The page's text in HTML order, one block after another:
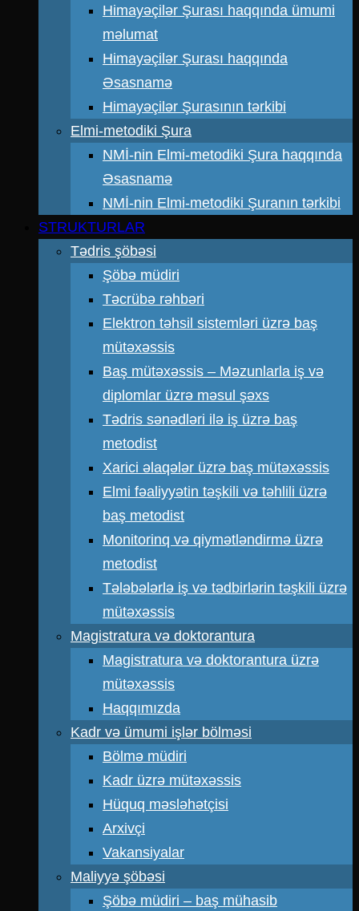
Himayəçilər Şurası haqqında ümumi
məlumat
Himayəçilər Şurası haqqında
Əsasnamə
Himayəçilər Şurasının tərkibi
Elmi-metodiki Şura
NMİ-nin Elmi-metodiki Şura haqqında
Əsasnamə
NMİ-nin Elmi-metodiki Şuranın tərkibi
STRUKTURLAR
Tədris şöbəsi
Şöbə müdiri
Təcrübə rəhbəri
Elektron təhsil sistemləri üzrə baş
mütəxəssis
Baş mütəxəssis – Məzunlarla iş və
diplomlar üzrə məsul şəxs
Tədris sənədləri ilə iş üzrə baş
metodist
Xarici əlaqələr üzrə baş mütəxəssis
Elmi fəaliyyətin təşkili və təhlili üzrə
baş metodist
Monitorinq və qiymətləndirmə üzrə
metodist
Tələbələrlə iş və tədbirlərin təşkili üzrə
mütəxəssis
Magistratura və doktorantura
Magistratura və doktorantura üzrə
mütəxəssis
Haqqımızda
Kadr və ümumi işlər bölməsi
Bölmə müdiri
Kadr üzrə mütəxəssis
Hüquq məsləhətçisi
Arxivçi
Vakansiyalar
Maliyyə şöbəsi
Şöbə müdiri – baş mühasib